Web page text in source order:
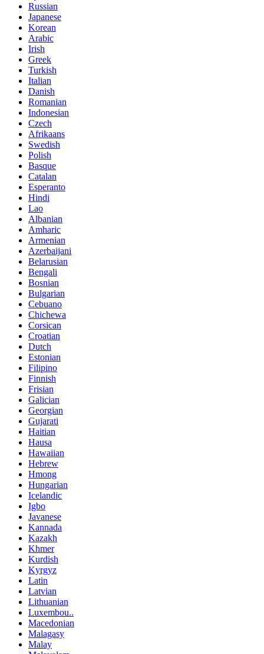
Russian
Japanese
Korean
Arabic
Irish
Greek
Turkish
Italian
Danish
Romanian
Indonesian
Czech
Afrikaans
Swedish
Polish
Basque
Catalan
Esperanto
Hindi
Lao
Albanian
Amharic
Armenian
Azerbaijani
Belarusian
Bengali
Bosnian
Bulgarian
Cebuano
Chichewa
Corsican
Croatian
Dutch
Estonian
Filipino
Finnish
Frisian
Galician
Georgian
Gujarati
Haitian
Hausa
Hawaiian
Hebrew
Hmong
Hungarian
Icelandic
Igbo
Javanese
Kannada
Kazakh
Khmer
Kurdish
Kyrgyz
Latin
Latvian
Lithuanian
Luxembou..
Macedonian
Malagasy
Malay